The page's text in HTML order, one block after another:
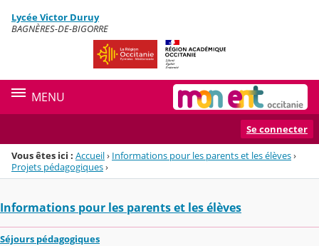
Menu de la rubrique
Contenu
Lycée Victor Duruy
BAGNÈRES-DE-BIGORRE
MENU
Se connecter
Vous êtes ici : Accueil› Informations pour les parents et les élèves›
Projets pédagogiques›
Informations pour les parents et les élèves
Séjours pédagogiques